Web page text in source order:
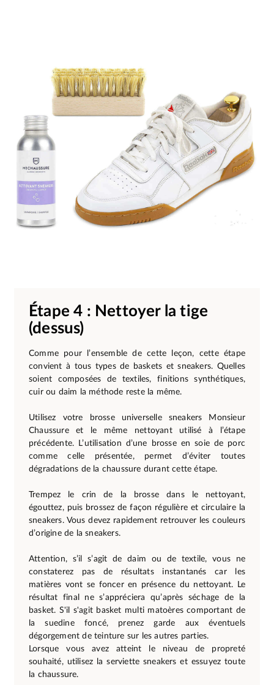
Étape 4 : Nettoyer la tige
(dessus)
Comme pour l’ensemble de cette leçon, cette étape
convient à tous types de baskets et sneakers. Quelles
soient composées de textiles, finitions synthétiques,
cuir ou daim la méthode reste la même.
Utilisez votre brosse universelle sneakers Monsieur
Chaussure et le même nettoyant utilisé à l’étape
précédente. L’utilisation d’une brosse en soie de porc
comme celle présentée, permet d’éviter toutes
dégradations de la chaussure durant cette étape.
Trempez le crin de la brosse dans le nettoyant,
égouttez, puis brossez de façon régulière et circulaire la
sneakers. Vous devez rapidement retrouver les couleurs
d’origine de la sneakers.
Attention, s’il s’agit de daim ou de textile, vous ne
constaterez pas de résultats instantanés car les
matières vont se foncer en présence du nettoyant. Le
résultat final ne s’appréciera qu’après séchage de la
basket. S'il s'agit basket multi matoères comportant de
la suedine foncé, prenez garde aux éventuels
dégorgement de teinture sur les autres parties.
Lorsque vous avez atteint le niveau de propreté
souhaité, utilisez la serviette sneakers et essuyez toute
la chaussure.